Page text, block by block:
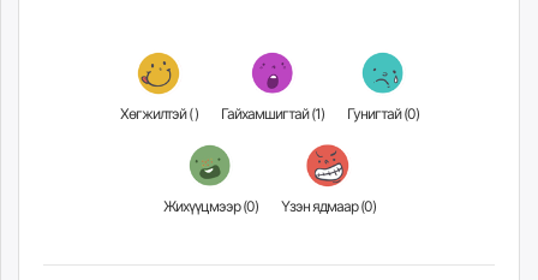
Хөгжилтэй () Гайхамшигтай (1) Гунигтай (0)
Жихүүцмээр (0) Үзэн ядмаар (0)